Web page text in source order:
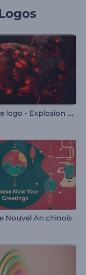
A
nimation de logo - Explosion de feu
Nouvel An chinois